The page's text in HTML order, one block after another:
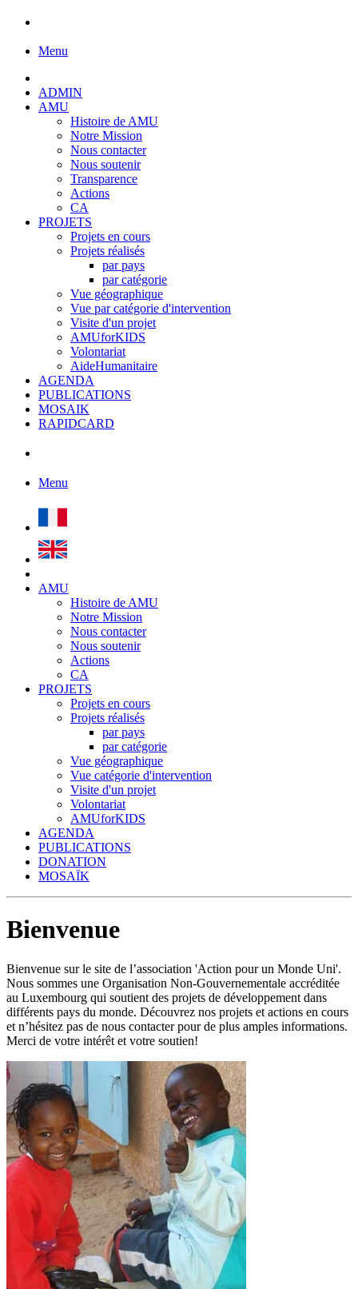
Menu
ADMIN
AMU
Histoire de AMU
Notre Mission
Nous contacter
Nous soutenir
Transparence
Actions
CA
PROJETS
Projets en cours
Projets réalisés
par pays
par catégorie
Vue géographique
Vue par catégorie d'intervention
Visite d'un projet
AMUforKIDS
Volontariat
AideHumanitaire
AGENDA
PUBLICATIONS
MOSAIK
RAPIDCARD
Menu
AMU
Histoire de AMU
Notre Mission
Nous contacter
Nous soutenir
Actions
CA
PROJETS
Projets en cours
Projets réalisés
par pays
par catégorie
Vue géographique
Vue catégorie d'intervention
Visite d'un projet
Volontariat
AMUforKIDS
AGENDA
PUBLICATIONS
DONATION
MOSAÏK
Bienvenue
Bienvenue sur le site de l’association 'Action pour un Monde Uni'.
Nous sommes une Organisation Non-Gouvernementale accréditée
au Luxembourg qui soutient des projets de développement dans
différents pays du monde. Découvrez nos projets et actions en cours
et n’hésitez pas de nous contacter pour de plus amples informations.
Merci de votre intérêt et votre soutien!